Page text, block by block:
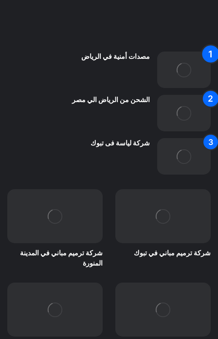
مصدات أمنية في الرياض
الشحن من الرياض الي مصر
شركة لياسة فى تبوك
شركة ترميم مباني في تبوك
شركة ترميم مباني في المدينة
المنورة